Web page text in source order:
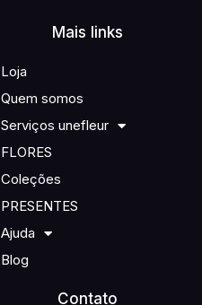
Mais links
Loja
Quem somos
Serviços unefleur
FLORES
Coleções
PRESENTES
Ajuda
Blog
Contato